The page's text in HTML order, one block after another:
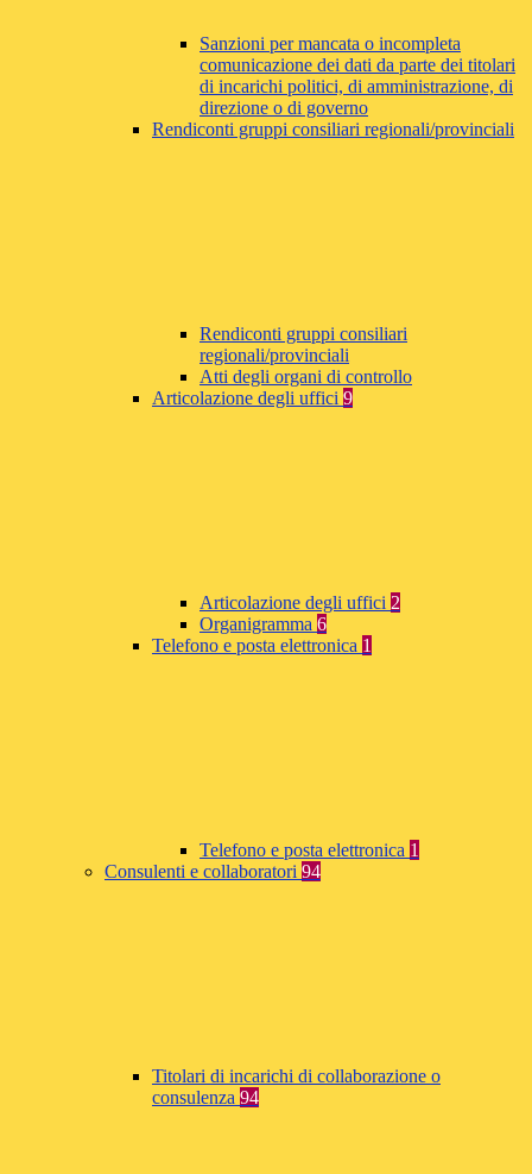
Sanzioni per mancata o incompleta
comunicazione dei dati da parte dei titolari
di incarichi politici, di amministrazione, di
direzione o di governo
Rendiconti gruppi consiliari regionali/provinciali
Rendiconti gruppi consiliari
regionali/provinciali
Atti degli organi di controllo
Articolazione degli uffici 9
Articolazione degli uffici 2
Organigramma 6
Telefono e posta elettronica 1
Telefono e posta elettronica 1
Consulenti e collaboratori 94
Titolari di incarichi di collaborazione o
consulenza 94